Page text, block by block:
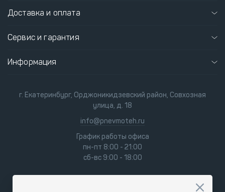
Доставка и оплата
Сервис и гарантия
Информация
г. Екатеринбург, Орджоникидзевский район, Совхозная
улица, д. 18
info@pnevmoteh.ru
График работы офиса
пн-пт 8:00 - 21:00
сб-вс 9:00 - 18:00